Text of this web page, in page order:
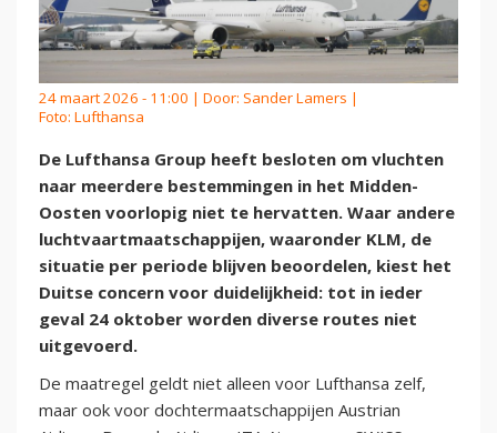
24 maart 2026 - 11:00 | Door: Sander Lamers |
Foto: Lufthansa
De Lufthansa Group heeft besloten om vluchten
naar meerdere bestemmingen in het Midden-
Oosten voorlopig niet te hervatten. Waar andere
luchtvaartmaatschappijen, waaronder KLM, de
situatie per periode blijven beoordelen, kiest het
Duitse concern voor duidelijkheid: tot in ieder
geval 24 oktober worden diverse routes niet
uitgevoerd.
De maatregel geldt niet alleen voor Lufthansa zelf,
maar ook voor dochtermaatschappijen Austrian